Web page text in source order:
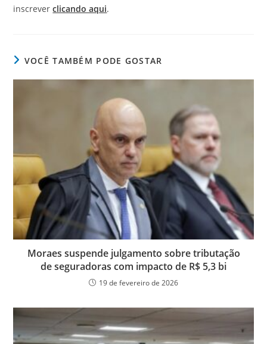
inscreverclicando aqui.
VOCÊ TAMBÉM PODE GOSTAR
Moraes suspende julgamento sobre tributação
de seguradoras com impacto de R$ 5,3 bi
19 de fevereiro de 2026